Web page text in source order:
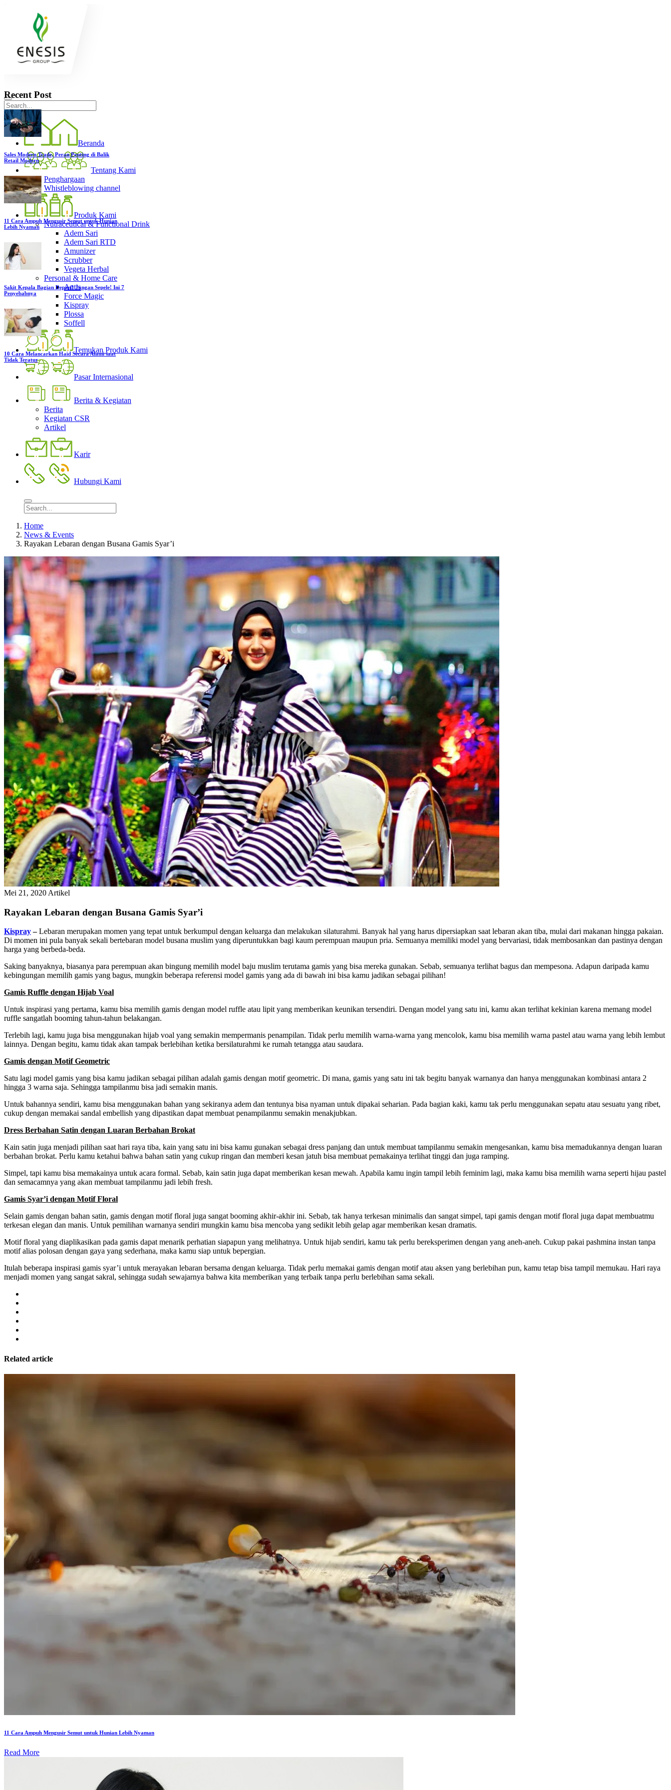
Beranda
Tentang Kami
Penghargaan
Whistleblowing channel
Produk Kami
Nutraceutical & Functional Drink
Adem Sari
Adem Sari RTD
Amunizer
Scrubber
Vegeta Herbal
Personal & Home Care
Antis
Force Magic
Kispray
Plossa
Soffell
Temukan Produk Kami
Pasar Internasional
Berita & Kegiatan
Berita
Kegiatan CSR
Artikel
Karir
Hubungi Kami
Home
News & Events
Rayakan Lebaran dengan Busana Gamis Syar’i
Mei 21, 2020 Artikel
Rayakan Lebaran dengan Busana Gamis Syar’i
Kispray–Lebaran merupakan momen yang tepat untuk berkumpul dengan keluarga dan melakukan silaturahmi. Banyak hal yang harus dipersiapkan saat lebaran akan tiba, mulai dari makanan hingga pakaian.
Di momen ini pula banyak sekali bertebaran model busana muslim yang diperuntukkan bagi kaum perempuan maupun pria. Semuanya memiliki model yang bervariasi, tidak membosankan dan pastinya dengan
harga yang berbeda-beda.
Saking banyaknya, biasanya para perempuan akan bingung memilih model baju muslim terutama gamis yang bisa mereka gunakan. Sebab, semuanya terlihat bagus dan mempesona. Adapun daripada kamu
kebingungan memilih gamis yang bagus, mungkin beberapa referensi model gamis yang ada di bawah ini bisa kamu jadikan sebagai pilihan!
Gamis Ruffle dengan Hijab Voal
Untuk inspirasi yang pertama, kamu bisa memilih gamis dengan model ruffle atau lipit yang memberikan keunikan tersendiri. Dengan model yang satu ini, kamu akan terlihat kekinian karena memang model
ruffle sangatlah booming tahun-tahun belakangan.
Terlebih lagi, kamu juga bisa menggunakan hijab voal yang semakin mempermanis penampilan. Tidak perlu memilih warna-warna yang mencolok, kamu bisa memilih warna pastel atau warna yang lebih lembut
lainnya. Dengan begitu, kamu tidak akan tampak berlebihan ketika bersilaturahmi ke rumah tetangga atau saudara.
Gamis dengan Motif Geometric
Satu lagi model gamis yang bisa kamu jadikan sebagai pilihan adalah gamis dengan motif geometric. Di mana, gamis yang satu ini tak begitu banyak warnanya dan hanya menggunakan kombinasi antara 2
hingga 3 warna saja. Sehingga tampilanmu bisa jadi semakin manis.
Untuk bahannya sendiri, kamu bisa menggunakan bahan yang sekiranya adem dan tentunya bisa nyaman untuk dipakai seharian. Pada bagian kaki, kamu tak perlu menggunakan sepatu atau sesuatu yang ribet,
cukup dengan memakai sandal embellish yang dipastikan dapat membuat penampilanmu semakin menakjubkan.
Dress Berbahan Satin dengan Luaran Berbahan Brokat
Kain satin juga menjadi pilihan saat hari raya tiba, kain yang satu ini bisa kamu gunakan sebagai dress panjang dan untuk membuat tampilanmu semakin mengesankan, kamu bisa memadukannya dengan luaran
berbahan brokat. Perlu kamu ketahui bahwa bahan satin yang cukup ringan dan memberi kesan jatuh bisa membuat pemakainya terlihat tinggi dan juga ramping.
Simpel, tapi kamu bisa memakainya untuk acara formal. Sebab, kain satin juga dapat memberikan kesan mewah. Apabila kamu ingin tampil lebih feminim lagi, maka kamu bisa memilih warna seperti hijau pastel
dan semacamnya yang akan membuat tampilanmu jadi lebih fresh.
Gamis Syar’i dengan Motif Floral
Selain gamis dengan bahan satin, gamis dengan motif floral juga sangat booming akhir-akhir ini. Sebab, tak hanya terkesan minimalis dan sangat simpel, tapi gamis dengan motif floral juga dapat membuatmu
terkesan elegan dan manis. Untuk pemilihan warnanya sendiri mungkin kamu bisa mencoba yang sedikit lebih gelap agar memberikan kesan dramatis.
Motif floral yang diaplikasikan pada gamis dapat menarik perhatian siapapun yang melihatnya. Untuk hijab sendiri, kamu tak perlu bereksperimen dengan yang aneh-aneh. Cukup pakai pashmina instan tanpa
motif alias polosan dengan gaya yang sederhana, maka kamu siap untuk bepergian.
Itulah beberapa inspirasi gamis syar’i untuk merayakan lebaran bersama dengan keluarga. Tidak perlu memakai gamis dengan motif atau aksen yang berlebihan pun, kamu tetap bisa tampil memukau. Hari raya
menjadi momen yang sangat sakral, sehingga sudah sewajarnya bahwa kita memberikan yang terbaik tanpa perlu berlebihan sama sekali.
Related article
11 Cara Ampuh Mengusir Semut untuk Hunian Lebih Nyaman
Read More
Recent Post
Sales Modern Trade, Peran Penting di Balik
Retail Modern
11 Cara Ampuh Mengusir Semut untuk Hunian
Lebih Nyaman
Sakit Kepala Bagian Depan? Jangan Sepele! Ini 7
Penyebabnya
10 Cara Melancarkan Haid Secara Alami saat
Tidak Teratur